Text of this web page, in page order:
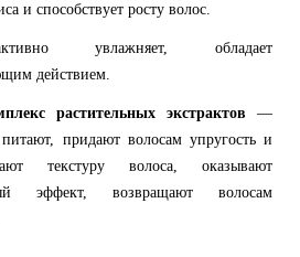
и способствует росту волос.
увлажняет, обладает
действием.
растительных экстрактов —
придают волосам упругость и
текстуру волоса, оказывают
эффект, возвращают волосам